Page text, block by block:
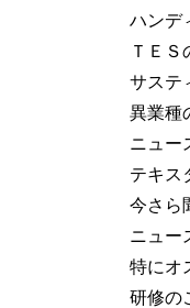
ハンデ
ＴＥＳ
サステ
異業種
ニュー
テキス
今さら
ニュー
特にオ
研修の